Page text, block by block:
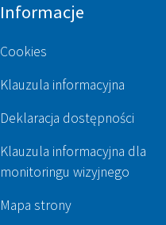
Informacje
Cookies
Klauzula informacyjna
Deklaracja dostępności
Klauzula informacyjna dla
monitoringu wizyjnego
Mapa strony